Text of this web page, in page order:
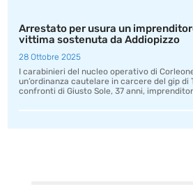
Arrestato per usura un
vittima sostenuta da Addiopizzo
28 Ottobre 2025
I carabinieri del nucleo operativo di
un’ordinanza cautelare in carcere del gip di
confronti di Giusto Sole, 37 anni,